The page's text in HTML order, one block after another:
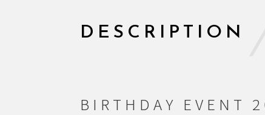
DESCRIPTION
BIRTHDAY EVENT